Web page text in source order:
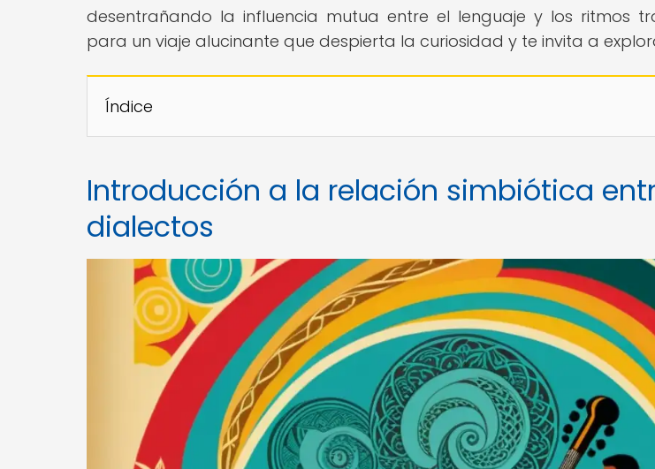
desentrañando la influencia mutua entre el lenguaje y los ritmos
para un viaje alucinante que despierta la curiosidad y te invita a
Índice
Introducción a la relación simbiótica
dialectos